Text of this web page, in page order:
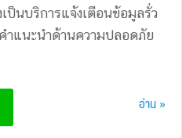
ป็นบริการแจ้งเตือนข้อมูลรั่ว
ำแนะนำด้านความปลอดภัย
อ่าน »